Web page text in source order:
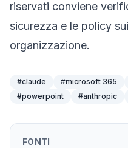
riservati conviene
sicurezza e le policy
organizzazione.
#claude #microsoft 365
#powerpoint #anthropic
FONTI